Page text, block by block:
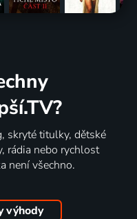
skryté titulky, dětské
rádia nebo rychlost
není všechno.
výhody